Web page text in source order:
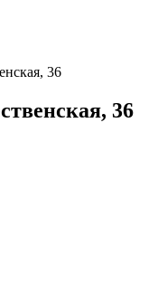
36
36